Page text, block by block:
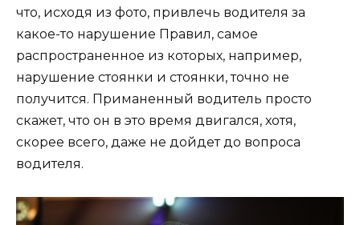
что, исходя из фото, привлечь водителя за
какое-то нарушение Правил, самое
распространенное из которых, например,
нарушение стоянки и стоянки, точно не
получится. Приманенный водитель просто
скажет, что он в это время двигался, хотя,
скорее всего, даже не дойдет до вопроса
водителя.